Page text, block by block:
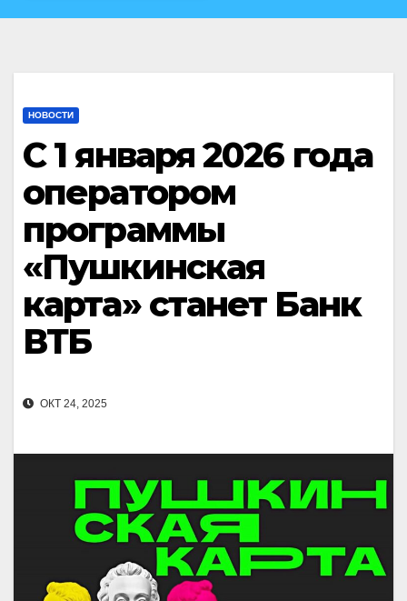
НОВОСТИ
С 1 января 2026 года
оператором
программы
«Пушкинская
карта» станет Банк
ВТБ
ОКТ 24, 2025